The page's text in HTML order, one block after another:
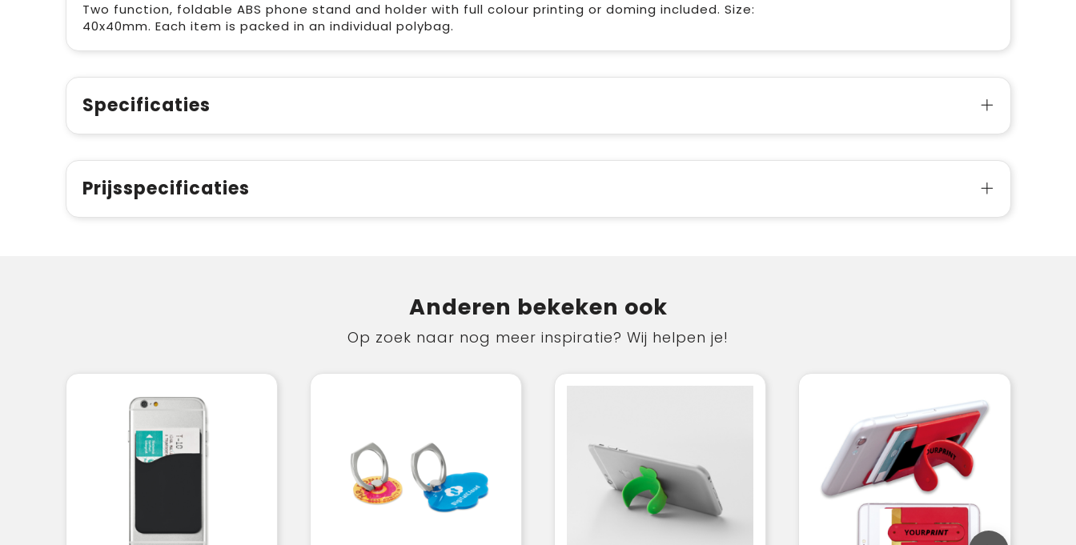
Two function, foldable ABS phone stand and holder with full colour printing or doming included. Size:
40x40mm. Each item is packed in an individual polybag.
Specificaties
Prijsspecificaties
Anderen bekeken ook
Op zoek naar nog meer inspiratie? Wij helpen je!